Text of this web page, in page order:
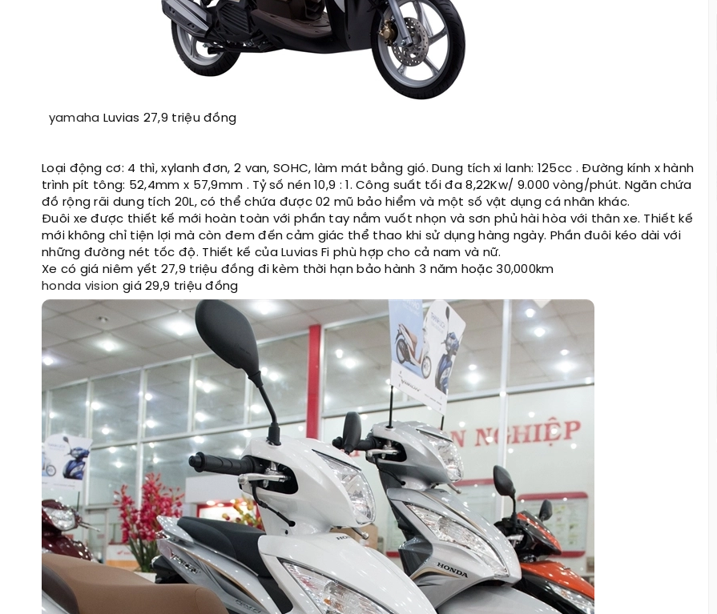
yamaha Luvias 27,9 triệu đồng
Loại động cơ: 4 thì, xylanh đơn, 2 van, SOHC, làm mát bằng gió. Dung tích xi lanh: 125cc . Đường kính x hành
trình pít tông: 52,4mm x 57,9mm . Tỷ số nén 10,9 : 1. Công suất tối đa 8,22Kw/ 9.000 vòng/phút. Ngăn chứa
đồ rộng rãi dung tích 20L, có thể chứa được 02 mũ bảo hiểm và một số vật dụng cá nhân khác.
Đuôi xe được thiết kế mới hoàn toàn với phần tay nắm vuốt nhọn và sơn phủ hài hòa với thân xe. Thiết kế
mới không chỉ tiện lợi mà còn đem đến cảm giác thể thao khi sử dụng hàng ngày. Phần đuôi kéo dài với
những đường nét tốc độ. Thiết kế của Luvias Fi phù hợp cho cả nam và nữ.
Xe có giá niêm yết 27,9 triệu đồng đi kèm thời hạn bảo hành 3 năm hoặc 30,000km
honda vision giá 29,9 triệu đồng